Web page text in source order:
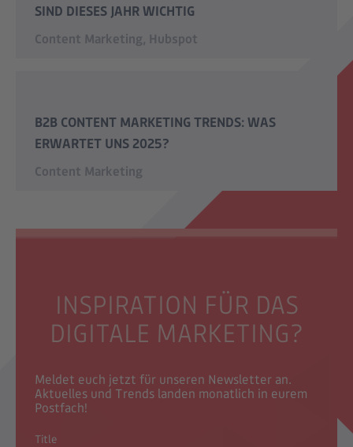
SIND DIESES JAHR WICHTIG
Content Marketing, Hubspot
B2B CONTENT MARKETING TRENDS: WAS
ERWARTET UNS 2025?
Content Marketing
INSPIRATION FÜR DAS
DIGITALE MARKETING?
Meldet euch jetzt für unseren Newsletter an.
Aktuelles und Trends landen monatlich in eurem
Postfach!
Title